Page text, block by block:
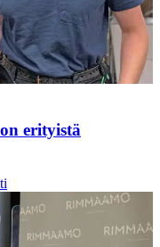
erityistä